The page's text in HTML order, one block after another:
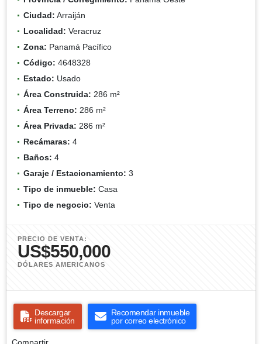
Ciudad: Arraiján
Localidad: Veracruz
Zona: Panamá Pacífico
Código: 4648328
Estado: Usado
Área Construida: 286 m²
Área Terreno: 286 m²
Área Privada: 286 m²
Recámaras: 4
Baños: 4
Garaje / Estacionamiento: 3
Tipo de inmueble: Casa
Tipo de negocio: Venta
PRECIO DE VENTA:
US$550,000
DÓLARES AMERICANOS
Descargar
información
Recomendar inmueble
por correo electrónico